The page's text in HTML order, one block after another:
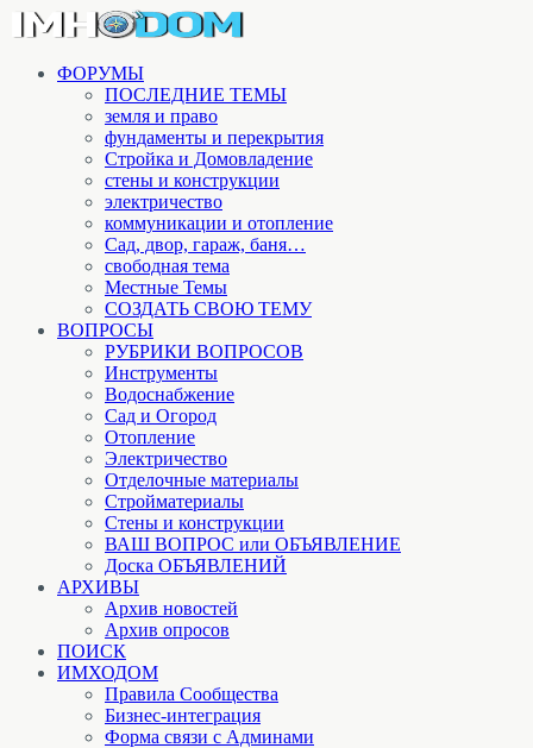
ФОРУМЫ
ПОСЛЕДНИЕ ТЕМЫ
земля и право
фундаменты и перекрытия
Стройка и Домовладение
стены и конструкции
электричество
коммуникации и отопление
Cад, двор, гараж, баня…
свободная тема
Местные Темы
СОЗДАТЬ СВОЮ ТЕМУ
ВОПРОСЫ
РУБРИКИ ВОПРОСОВ
Инструменты
Водоснабжение
Сад и Огород
Отопление
Электричество
Отделочные материалы
Стройматериалы
Стены и конструкции
ВАШ ВОПРОС или ОБЪЯВЛЕНИЕ
Доска ОБЪЯВЛЕНИЙ
АРХИВЫ
Архив новостей
Архив опросов
ПОИСК
ИМХОДОМ
Правила Сообщества
Бизнес-интеграция
Форма связи с Админами